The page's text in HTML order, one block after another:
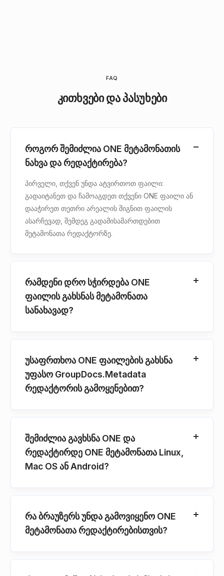
FAQ
კითხვები და პასუხები
როგორ შემიძლია ONE მეტამონათის
ნახვა და რედაქტირება?
პირველი, თქვენ უნდა ატვირთოთ ფაილი:
გადაიტანეთ და ჩამოაგდეთ თქვენი ONE ფაილი ან
დააჭირეთ თეთრი არეალის შიგნით ფაილის
ასარჩევად, შემდეგ გადამისამართდებით
მეტამონათა რედაქტორზე.
რამდენი დრო სჭირდება ONE
ფაილის გახსნას მეტამონათა
სანახავად?
უსაფრთხოა ONE ფაილების გახსნა
უფასო GroupDocs.Metadata
რედაქტორის გამოყენებით?
შემიძლია გავხსნა ONE და
რედაქტირდე ONE მეტამონათა Linux,
Mac OS ან Android?
რა ბრაუზერს უნდა გამოვიყენო ONE
მეტამონათა რედაქტირებისთვის?